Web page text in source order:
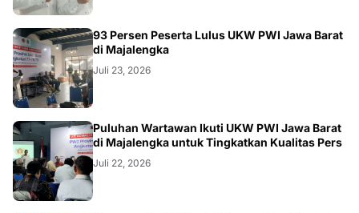
93 Persen Peserta Lulus UKW PWI Jawa Barat
di Majalengka
Juli 23, 2026
Puluhan Wartawan Ikuti UKW PWI Jawa Barat
di Majalengka untuk Tingkatkan Kualitas Pers
Juli 22, 2026